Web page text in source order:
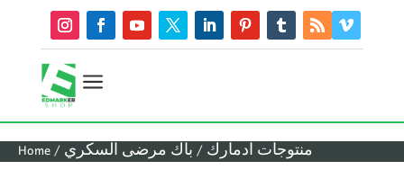
a
Home/ منتوجات ادمارك/ باك مرضى السكري